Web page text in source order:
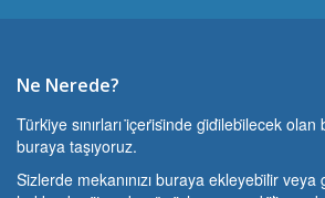
Ne Nerede?
Türki̇ye sınırları i̇çeri̇si̇nde gi̇di̇lebi̇lecek olan
buraya taşıyoruz.
Si̇zlerde mekanınızı buraya ekleyebi̇li̇r